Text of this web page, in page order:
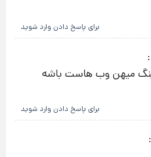
برای پاسخ دادن وارد شوید
میهن وب هاست باشه
برای پاسخ دادن وارد شوید